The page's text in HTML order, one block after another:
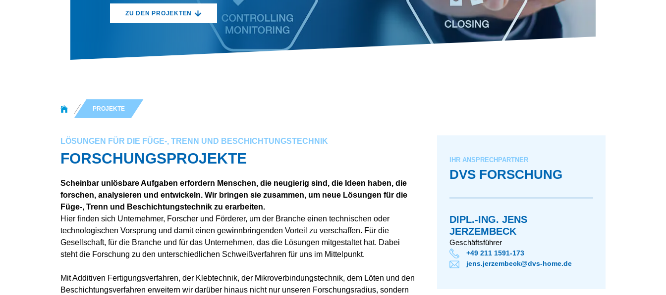
ZU DEN PROJEKTEN
You are here:PROJEKTE
LÖSUNGEN FÜR DIE FÜGE-, TRENN UND BESCHICHTUNGSTECHNIK
FORSCHUNGSPROJEKTE
Scheinbar unlösbare Aufgaben erfordern Menschen, die neugierig sind, die Ideen haben, die
forschen, analysieren und entwickeln. Wir bringen sie zusammen, um neue Lösungen für die
Füge-, Trenn und Beschichtungstechnik zu erarbeiten.
Hier finden sich Unternehmer, Forscher und Förderer, um der Branche einen technischen oder
technologischen Vorsprung und damit einen gewinnbringenden Vorteil zu verschaffen. Für die
Gesellschaft, für die Branche und für das Unternehmen, das die Lösungen mitgestaltet hat. Dabei
steht die Forschung zu den unterschiedlichen Schweißverfahren für uns im Mittelpunkt.
Mit Additiven Fertigungsverfahren, der Klebtechnik, der Mikroverbindungstechnik, dem Löten und den
Beschichtungsverfahren erweitern wir darüber hinaus nicht nur unseren Forschungsradius, sondern
IHR ANSPRECHPARTNER
DVS FORSCHUNG
DIPL.-ING. JENS
JERZEMBECK
Geschäftsführer
+49 211 1591-173
jens.jerzembeck@dvs-home.de